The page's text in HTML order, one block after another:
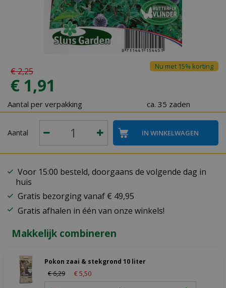
€2,25
€ 1,91
Nu met 15% korting
Aantal per verpakking ca. 35 zaden
Aantal
Voor 15:00 besteld, doorgaans de volgende dag in
huis
Gratis bezorging vanaf € 49,95
Gratis afhalen in één van onze winkels!
Makkelijk combineren
Pokon zaai & stekgrond 10 liter
€6,29 €5 50